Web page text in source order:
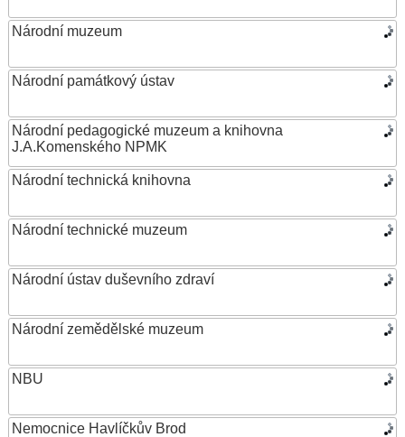
Národní muzeum
Národní památkový ústav
Národní pedagogické muzeum a knihovna
J.A.Komenského NPMK
Národní technická knihovna
Národní technické muzeum
Národní ústav duševního zdraví
Národní zemědělské muzeum
NBU
Nemocnice Havlíčkův Brod